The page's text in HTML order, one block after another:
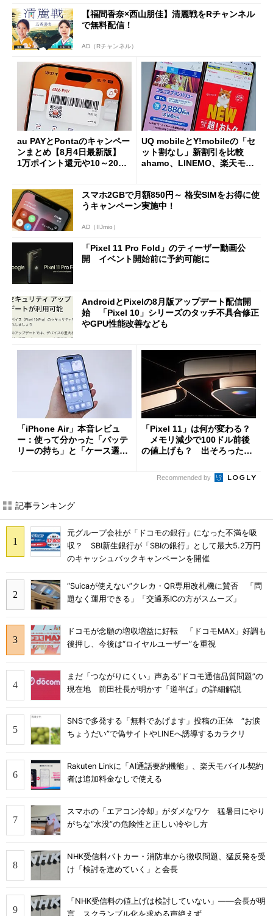
【福間香奈×西山朋佳】清麗戦をRチャンネル
で無料配信！
AD（Rチャンネル）
au PAYとPontaのキャンペー
ンまとめ【8月4日最新版】
1万ポイント還元や10～20％
UQ mobileとY!mobileの「セ
ット割なし」新割引を比較
ahamo、LINEMO、楽天モバ
スマホ2GBで月額850円～ 格安SIMをお得に使
うキャンペーン実施中！
AD（IIJmio）
「Pixel 11 Pro Fold」のティーザー動画公
開 イベント開始前に予約可能に
AndroidとPixelの8月版アップデート配信開
始 「Pixel 10」シリーズのタッチ不具合修正
やGPU性能改善なども
「iPhone Air」本音レビュ
ー：使って分かった「バッテ
リーの持ち」と「ケース選
「Pixel 11」は何が変わる？
メモリ減少で100ドル前後
の値上げも？ 出そろったう
Recommended by
記事ランキング
元グループ会社が「ドコモの銀行」になった不満を吸
収？ SBI新生銀行が「SBIの銀行」として最大5.2万円
のキャッシュバックキャンペーンを開催
“Suicaが使えない”クレカ・QR専用改札機に賛否 「問
題なく運用できる」「交通系ICの方がスムーズ」
ドコモが念願の増収増益に好転 「ドコモMAX」好調も
後押し、今後は“ロイヤルユーザー”を重視
まだ「つながりにくい」声ある“ドコモ通信品質問題”の
現在地 前田社長が明かす「道半ば」の詳細解説
SNSで多発する「無料であげます」投稿の正体 “お涙
ちょうだい”で偽サイトやLINEへ誘導するカラクリ
Rakuten Linkに「AI通話要約機能」、楽天モバイル契約
者は追加料金なしで使える
スマホの「エアコン冷却」がダメなワケ 猛暑日にやり
がちな“水没”の危険性と正しい冷やし方
NHK受信料パトカー・消防車から徴収問題、猛反発を受
け「検討を進めていく」と会長
「NHK受信料の値上げは検討していない」――会長が明
言 スクランブル化を求める声絶えず